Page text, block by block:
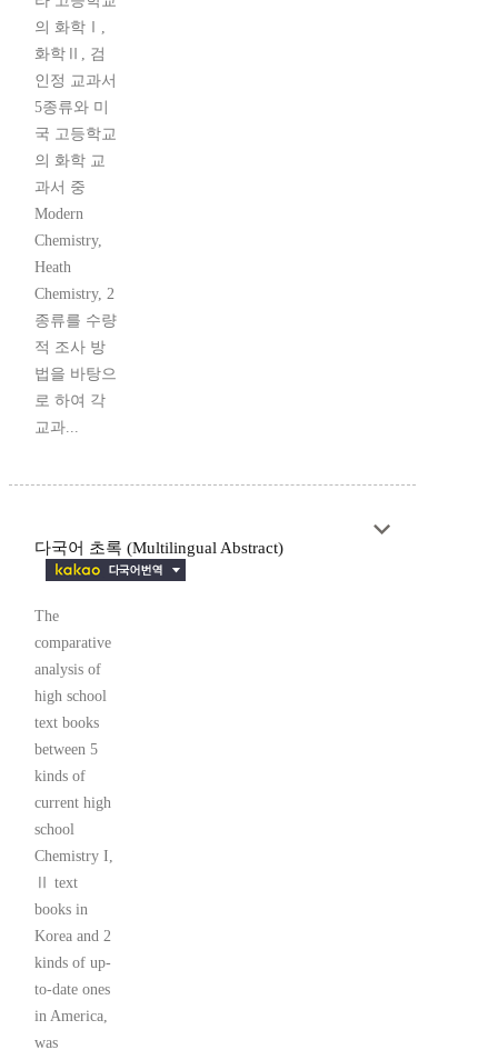
의 화학Ⅰ,
화학Ⅱ, 검
인정 교과서
5종류와 미
국 고등학교
의 화학 교
과서 중
Modern
Chemistry,
Heath
Chemistry, 2
종류를 수량
적 조사 방
법을 바탕으
로 하여 각
교과...
다국어 초록 (Multilingual Abstract)
The
comparative
analysis of
high school
text books
between 5
kinds of
current high
school
Chemistry I,
Ⅱ text
books in
Korea and 2
kinds of up-
to-date ones
in America,
was